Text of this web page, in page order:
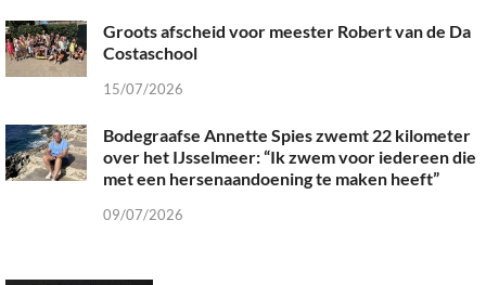
Groots afscheid voor meester Robert van de Da
Costaschool
15/07/2026
Bodegraafse Annette Spies zwemt 22 kilometer
over het IJsselmeer: “Ik zwem voor iedereen die
met een hersenaandoening te maken heeft”
09/07/2026